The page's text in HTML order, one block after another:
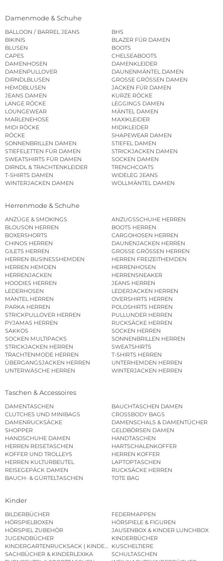
Damenmode & Schuhe
BALLOON / BARREL JEANS
BHS
BIKINIS
BLAZER FÜR DAMEN
BLUSEN
BOOTS
CAPES
CHELSEABOOTS
DAMENHOSEN
DAMENKLEIDER
DAMENPULLOVER
DAUNENMÄNTEL DAMEN
DIRNDLBLUSEN
GROSSE GRÖSSEN DAMEN
HEMDBLUSEN
JACKEN FÜR DAMEN
JEANS DAMEN
KURZE RÖCKE
LANGE RÖCKE
LEGGINGS DAMEN
LOUNGEWEAR
MÄNTEL DAMEN
MARLENEHOSE
MAXIKLEIDER
MIDI RÖCKE
MIDIKLEIDER
RÖCKE
SHAPEWEAR DAMEN
SONNENBRILLEN DAMEN
STIEFEL DAMEN
STIEFELETTEN FÜR DAMEN
STRICKJACKEN DAMEN
SWEATSHIRTS FÜR DAMEN
SOCKEN DAMEN
DIRNDL & TRACHTENKLEIDER
TRENCHCOATS
T-SHIRTS DAMEN
WIDELEG JEANS
WINTERJACKEN DAMEN
WOLLMÄNTEL DAMEN
Herrenmode & Schuhe
ANZÜGE & SMOKINGS
ANZUGSSCHUHE HERREN
BLOUSON HERREN
BOOTS HERREN
BOXERSHORTS
CARGOHOSEN HERREN
CHINOS HERREN
DAUNENJACKEN HERREN
GILETS HERREN
GROSSE GRÖSSEN HERREN
HERREN BUSINESSHEMDEN
HERREN FREIZEITHEMDEN
HERREN HEMDEN
HERRENHOSEN
HERRENJACKEN
HERRENSNEAKER
HOODIES HERREN
JEANS HERREN
LEDERHOSEN
LEDERJACKEN HERREN
MÄNTEL HERREN
OVERSHIRTS HERREN
PARKA HERREN
POLOSHIRTS HERREN
STRICKPULLOVER HERREN
PULLUNDER HERREN
PYJAMAS HERREN
RUCKSÄCKE HERREN
SAKKOS
SOCKEN HERREN
SOCKEN MULTIPACKS
SONNENBRILLEN HERREN
STRICKJACKEN HERREN
SWEATSHIRTS
TRACHTENMODE HERREN
T-SHIRTS HERREN
ÜBERGANGSJACKEN HERREN
UNTERHEMDEN HERREN
UNTERWÄSCHE HERREN
WINTERJACKEN HERREN
Taschen & Accessoires
DAMENTASCHEN
BAUCHTASCHEN DAMEN
CLUTCHES UND MINIBAGS
CROSSBODY BAGS
DAMENRUCKSÄCKE
DAMENSCHALS & DAMENTÜCHER
SHOPPER
GELDBÖRSEN DAMEN
HANDSCHUHE DAMEN
HANDTASCHEN
HERREN REISETASCHEN
HARTSCHALENKOFFER
KOFFER UND TROLLEYS
HERREN KOFFER
HERREN KULTURBEUTEL
LAPTOPTASCHEN
REISEGEPÄCK DAMEN
RUCKSÄCKE HERREN
BAUCH- & GÜRTELTASCHEN
TOTE BAG
Kinder
BILDERBÜCHER
FEDERMAPPEN
HÖRSPIELBOXEN
HÖRSPIELE & FIGUREN
HÖRSPIEL ZUBEHÖR
JAUSENBOX & KINDER LUNCHBOX
JUGENDBÜCHER
KINDERBÜCHER
KINDERGARTENRUCKSACK | KINDERGARTENBEUTEL
KUSCHELTIERE
SACHBÜCHER & KINDERLEXIKA
SCHULTASCHEN